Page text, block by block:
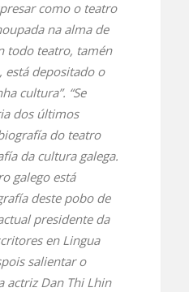
como o teatro
na alma de
todo teatro, tamén
está depositado o
cultura”. “Se
dos últimos
do teatro
da cultura galega.
galego está
deste pobo de
presidente da
en Lingua
salientar o
actriz Dan Thi Lhin